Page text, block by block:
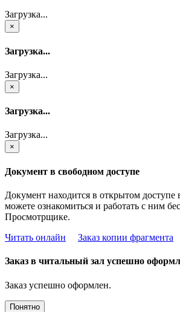
Загрузка...
×
Загрузка...
Загрузка...
×
Загрузка...
Загрузка...
×
Документ в свободном доступе
Документ находится в открытом
можете ознакомиться и работать с ним
Просмотрщике.
Читать онлайн
Заказ копии фрагмента
Заказ в читальный зал успешно
Заказ успешно оформлен.
Понятно